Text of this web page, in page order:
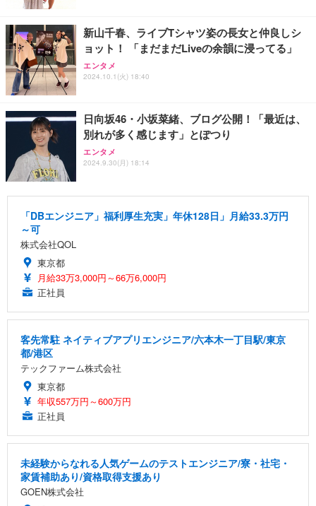
新山千春、ライブTシャツ姿の長女と仲良しシ
ョット！ 「まだまだLiveの余韻に浸ってる」
エンタメ
2024.10.1(火) 18:40
日向坂46・小坂菜緒、ブログ公開！「最近は、
別れが多く感じます」とぽつり
エンタメ
2024.9.30(月) 18:14
「DBエンジニア」福利厚生充実」年休128日」月給33.3万円
～可
株式会社QOL
東京都
月給33万3,000円～66万6,000円
正社員
客先常駐 ネイティブアプリエンジニア/六本木一丁目駅/東京
都/港区
テックファーム株式会社
東京都
年収557万円～600万円
正社員
未経験からなれる人気ゲームのテストエンジニア/寮・社宅・
家賃補助あり/資格取得支援あり
GOEN株式会社